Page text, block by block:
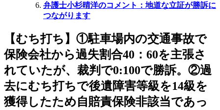
弁護士小杉晴洋のコメント：地道な立証が勝訴に
つながります
【むち打ち】①駐車場内の交通事故で
保険会社から過失割合40：60を主張さ
れていたが、裁判で0:100で勝訴。②過
去にむち打ちで後遺障害等級を14級を
獲得したため自賠責保険非該当であっ